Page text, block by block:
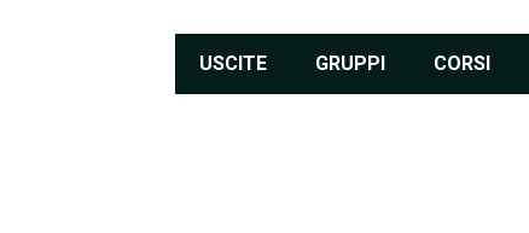
USCITE GRUPPI CORSI